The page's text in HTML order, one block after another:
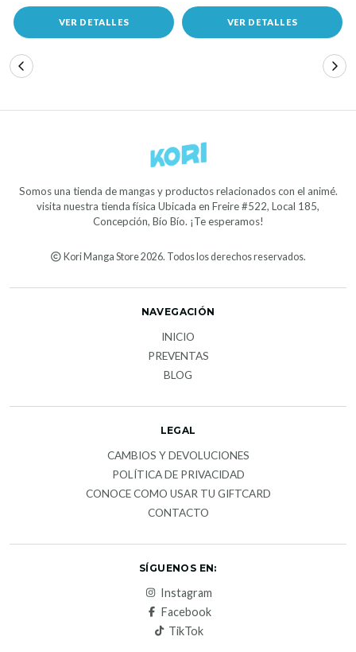
VER DETALLES VER DETALLES
Somos una tienda de mangas y productos relacionados con el animé.
visita nuestra tienda física Ubicada en Freire #522, Local 185,
Concepción, Bío Bío. ¡Te esperamos!
Kori Manga Store 2026. Todos los derechos reservados.
NAVEGACIÓN
INICIO
PREVENTAS
BLOG
LEGAL
CAMBIOS Y DEVOLUCIONES
POLÍTICA DE PRIVACIDAD
CONOCE COMO USAR TU GIFTCARD
CONTACTO
SÍGUENOS EN:
Instagram
Facebook
TikTok